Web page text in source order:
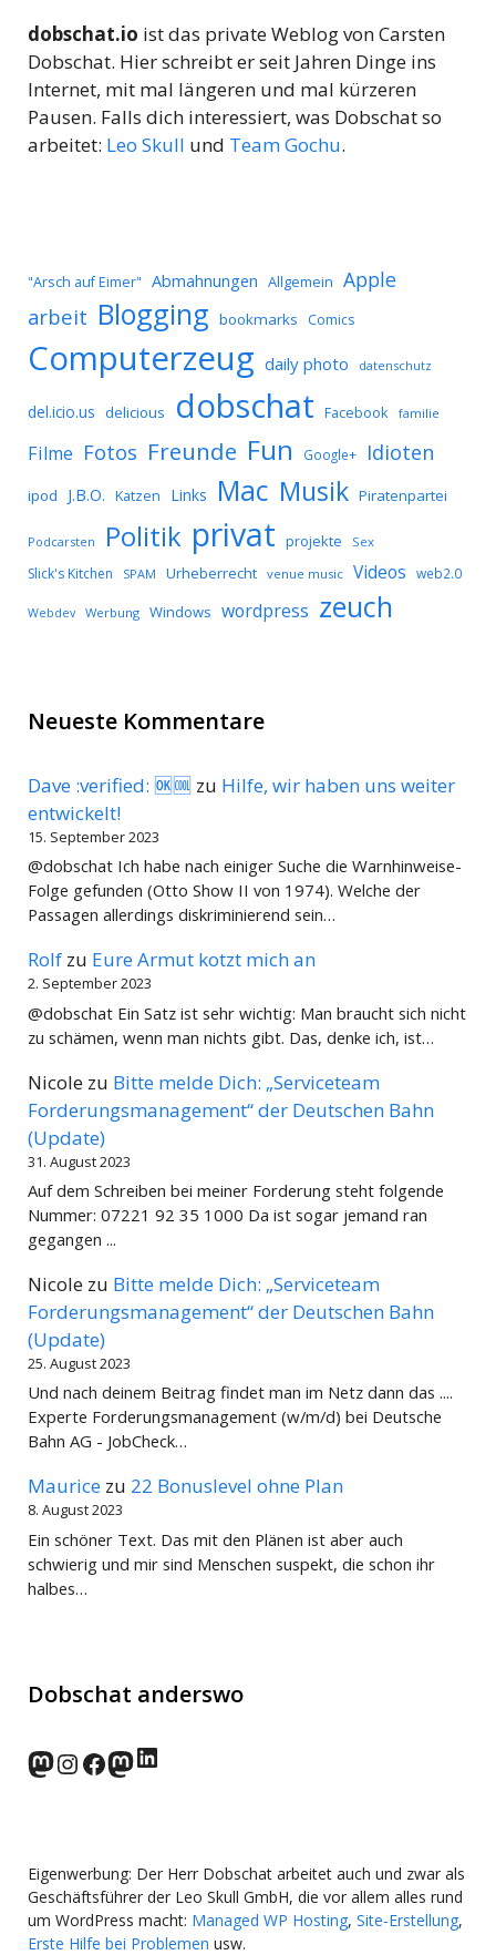
dobschat.io ist das private Weblog von Carsten
Dobschat. Hier schreibt er seit Jahren Dinge ins
Internet, mit mal längeren und mal kürzeren
Pausen. Falls dich interessiert, was Dobschat so
arbeitet: Leo Skull und Team Gochu.
"Arsch auf Eimer" Abmahnungen Allgemein Apple
arbeit Blogging bookmarks Comics
Computerzeug daily photo datenschutz
del.icio.us delicious dobschat Facebook familie
Filme Fotos Freunde Fun Google+ Idioten
ipod J.B.O. Katzen Links Mac Musik Piratenpartei
Podcarsten Politik privat projekte Sex
Slick's Kitchen SPAM Urheberrecht venue music Videos web2.0
Webdev Werbung Windows wordpress zeuch
Neueste Kommentare
Dave :verified: 🆗🆒 zu Hilfe, wir haben uns weiter
entwickelt!
15. September 2023
@dobschat Ich habe nach einiger Suche die Warnhinweise-
Folge gefunden (Otto Show II von 1974). Welche der
Passagen allerdings diskriminierend sein…
Rolf zu Eure Armut kotzt mich an
2. September 2023
@dobschat Ein Satz ist sehr wichtig: Man braucht sich nicht
zu schämen, wenn man nichts gibt. Das, denke ich, ist…
Nicole zu Bitte melde Dich: „Serviceteam
Forderungsmanagement“ der Deutschen Bahn
(Update)
31. August 2023
Auf dem Schreiben bei meiner Forderung steht folgende
Nummer: 07221 92 35 1000 Da ist sogar jemand ran
gegangen ...
Nicole zu Bitte melde Dich: „Serviceteam
Forderungsmanagement“ der Deutschen Bahn
(Update)
25. August 2023
Und nach deinem Beitrag findet man im Netz dann das ....
Experte Forderungsmanagement (w/m/d) bei Deutsche
Bahn AG - JobCheck…
Maurice zu 22 Bonuslevel ohne Plan
8. August 2023
Ein schöner Text. Das mit den Plänen ist aber auch
schwierig und mir sind Menschen suspekt, die schon ihr
halbes…
Dobschat anderswo
norden.social
Instagram
Facebook
wp-punks.social
LinkedIn
Eigenwerbung: Der Herr Dobschat arbeitet auch und zwar als
Geschäftsführer der Leo Skull GmbH, die vor allem alles rund
um WordPress macht: Managed WP Hosting, Site-Erstellung,
Erste Hilfe bei Problemen usw.